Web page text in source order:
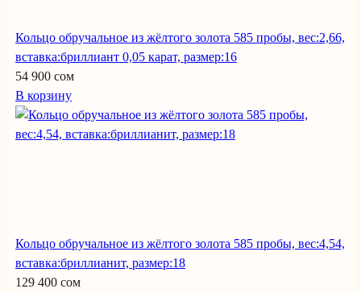
Кольцо обручальное из жёлтого золота 585 пробы, вес:2,66,
вставка:бриллиант 0,05 карат, размер:16
54 900 сом
В корзину
Кольцо обручальное из жёлтого золота 585 пробы, вес:4,54,
вставка:бриллианит, размер:18
129 400 сом